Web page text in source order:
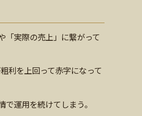
「実際の売上」に繋がって
利を上回って赤字になって
運用を続けてしまう。